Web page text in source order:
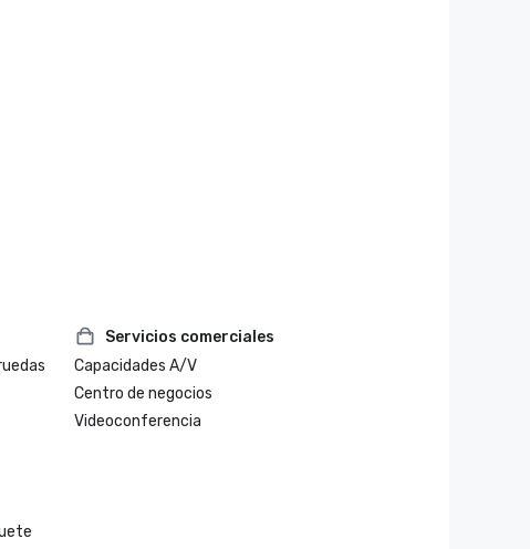
Servicios comerciales
Capacidades A/V
Centro de negocios
Videoconferencia